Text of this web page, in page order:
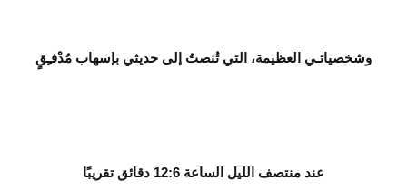
وشخصياتـي العظيمة، التي تُنصتُ إلى حديثي بإسهاب مُدْفـِقٍ
عند منتصف الليل الساعة 12:6 دقائق تقريبًا